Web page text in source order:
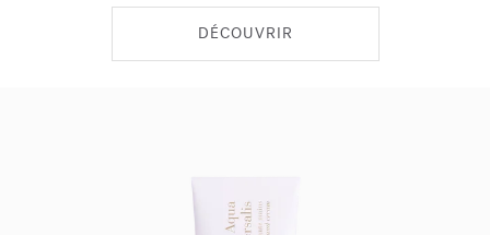
DÉCOUVRIR